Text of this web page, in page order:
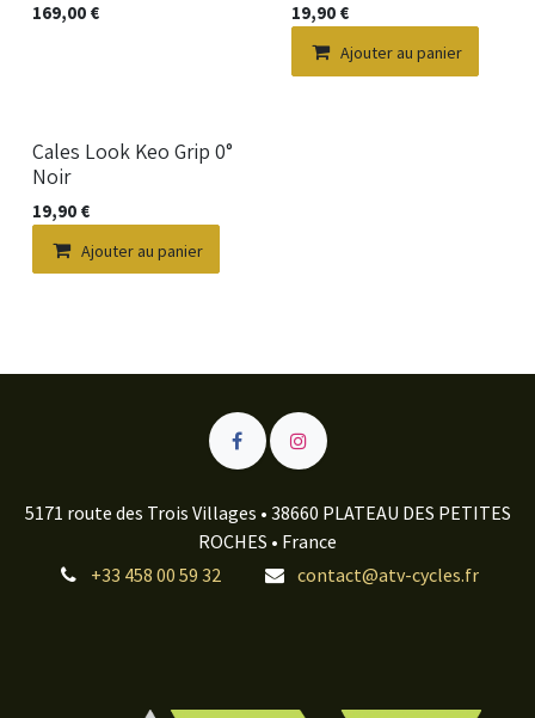
169,00 € 19,90€
Ajouter au panier
Nouveau !
Cales Look Keo Grip 0°
Noir
19,90 €
Ajouter au panier
5171 route des Trois Villages • 38660 PLATEAU DES PETITES
ROCHES • France
+33 458 00 59 32
contact@atv-cycles.fr